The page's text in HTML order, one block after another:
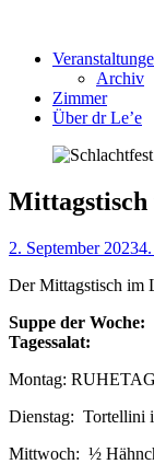
Archiv
Zimmer
Über dr Le’e
Mittagstisch
2. September 2023
Der Mittagstisch im
Suppe der
Tagessalat:
Montag: RUHETAG
Dienstag: Tortellini
Mittwoch: ½